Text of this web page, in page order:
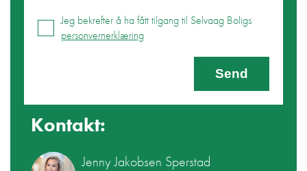
Jeg bekrefter å ha fått tilgang til Selvaag Boligs
personvernerklæring
Send
Kontakt:
Jenny Jakobsen Sperstad